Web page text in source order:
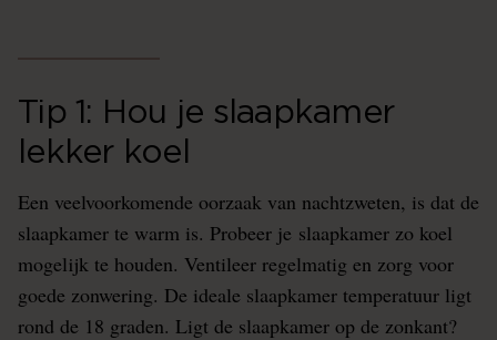
Tip 1: Hou je slaapkamer
lekker koel
Een veelvoorkomende oorzaak van nachtzweten, is dat de
slaapkamer te warm is. Probeer je slaapkamer zo koel
mogelijk te houden. Ventileer regelmatig en zorg voor
goede zonwering. De ideale slaapkamer temperatuur ligt
rond de 18 graden. Ligt de slaapkamer op de zonkant?